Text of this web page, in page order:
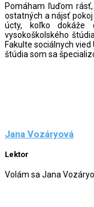
Pomáham ľuďom
ostatných a nájsť
úcty, koľko dokáže
vysokoškolského
Fakulte sociálnych
štúdia som sa
Jana Vozáryová
Lektor
Volám sa Jana